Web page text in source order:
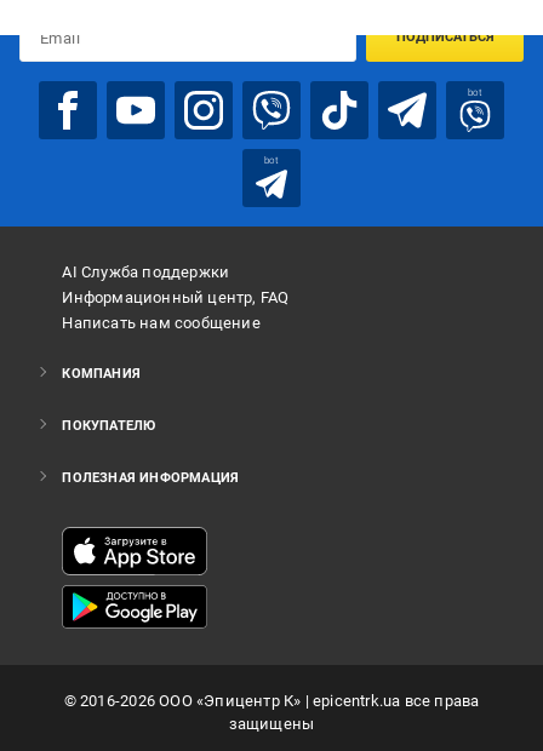
ПОДПИСАТЬСЯ
bot
bot
AI Служба поддержки
Информационный центр, FAQ
Написать нам сообщение
КОМПАНИЯ
ПОКУПАТЕЛЮ
ПОЛЕЗНАЯ ИНФОРМАЦИЯ
©2016-2026ООО «Эпицентр К» | epicentrk.ua все права
защищены